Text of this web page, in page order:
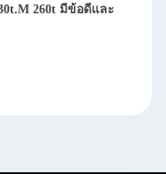
260t มีข้อดีและ